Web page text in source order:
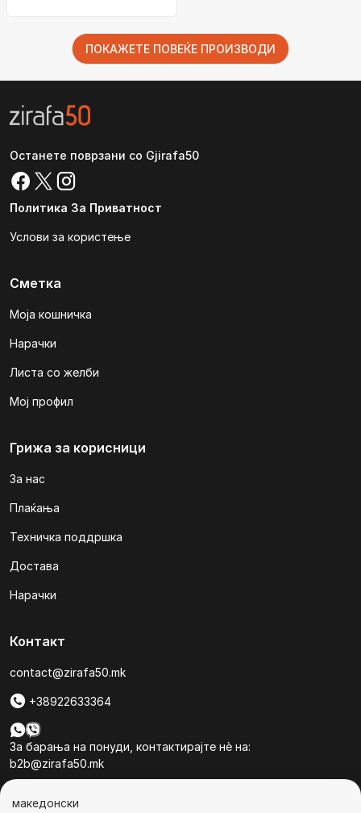
ПОКАЖЕТЕ ПОВЕЌЕ ПРОИЗВОДИ
Останете поврзани со Gjirafa50
Политика За Приватност
Услови за користење
Сметка
Моја кошничка
Нарачки
Листа со желби
Мој профил
Грижа за корисници
За нас
Плаќања
Техничка поддршка
Достава
Нарачки
Контакт
contact@zirafa50.mk
+38922633364
За барања на понуди, контактирајте нѐ на:
b2b@zirafa50.mk
македонски